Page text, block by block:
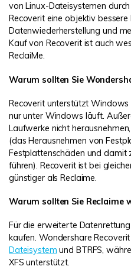
von Linux-Dateisystemen
Recoverit eine objektiv
Datenwiederherstellung und
Kauf von Recoverit ist auch
ReclaiMe.
Warum sollten Sie
Recoverit unterstützt Windows
nur unter Windows läuft.
Laufwerke nicht
(das Herausnehmen von
Festplattenschäden und damit
führen). Recoverit ist bei
günstiger als Reclaime.
Warum sollten Sie Reclaime
Für die erweiterte
kaufen. Wondershare
Dateisystem und BTRFS,
XFS unterstützt.